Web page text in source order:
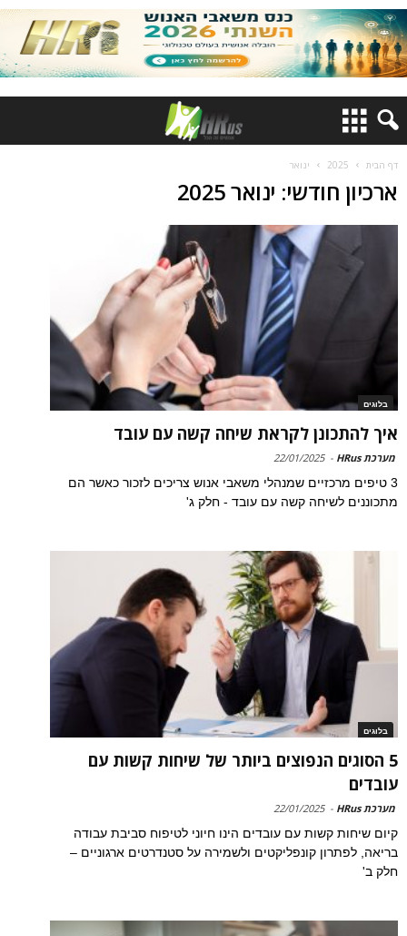
דף הבית 2025 ינואר
ארכיון חודשי: ינואר 2025
בלוגים
איך להתכונן לקראת שיחה קשה עם עובד
מערכת HRus -
22/01/2025
3 טיפים מרכזיים שמנהלי משאבי אנוש צריכים לזכור כאשר הם
מתכוננים לשיחה קשה עם עובד - חלק ג'
בלוגים
5 הסוגים הנפוצים ביותר של שיחות קשות עם
עובדים
מערכת HRus -
22/01/2025
קיום שיחות קשות עם עובדים הינו חיוני לטיפוח סביבת עבודה
בריאה, לפתרון קונפליקטים ולשמירה על סטנדרטים ארגוניים –
חלק ב'